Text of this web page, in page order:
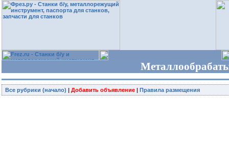
Все рубрики (начало) | Добавить объявление | Правила размещения